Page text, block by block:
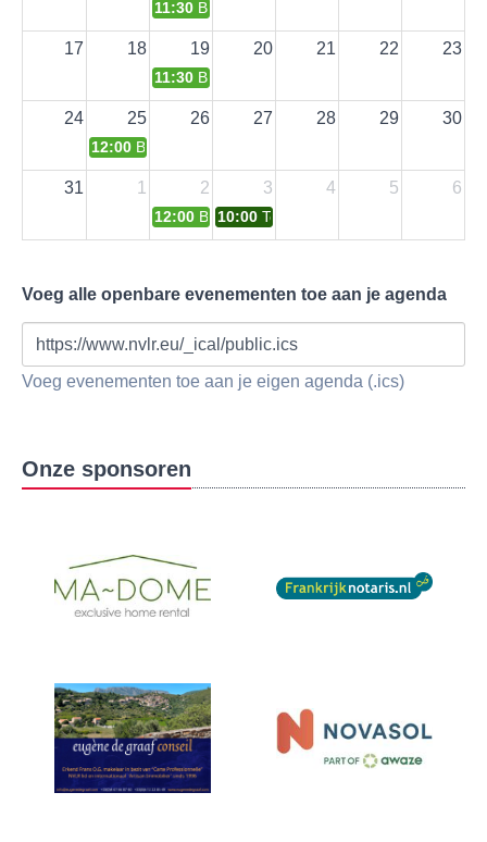
11:30 Bijpraatlunch regio Pézenas
17 18 19 20 21 22 23
11:30 Bijpraatlunch regio Carcassonne,
24 25 26 27 28 29 30
12:00 Bijpraatlunch Aigne
31 1 2 3 4 5 6
12:00 Bijpraatlunch Brugairolles
10:00 Toeren zonder dak
Voeg alle openbare evenementen toe aan je agenda
https://www.nvlr.eu/_ical/public.ics
Voeg evenementen toe aan je eigen agenda (.ics)
Onze sponsoren